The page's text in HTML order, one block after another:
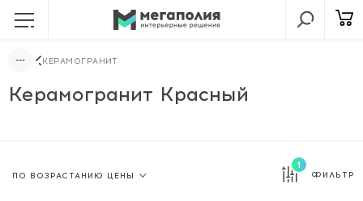
КЕРАМОГРАНИТ
Керамогранит Красный
1
ФИЛЬТР